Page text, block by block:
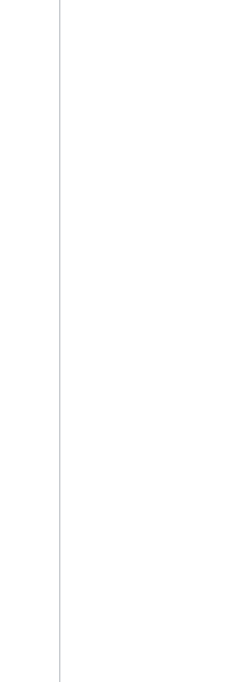
"过去，
复问题，
将那么多
- Gameloft